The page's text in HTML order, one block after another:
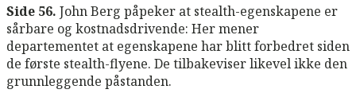
Side 56. John Berg påpeker at stealth-egenskapene er
sårbare og kostnadsdrivende: Her mener
departementet at egenskapene har blitt forbedret siden
de første stealth-flyene. De tilbakeviser likevel ikke den
grunnleggende påstanden.